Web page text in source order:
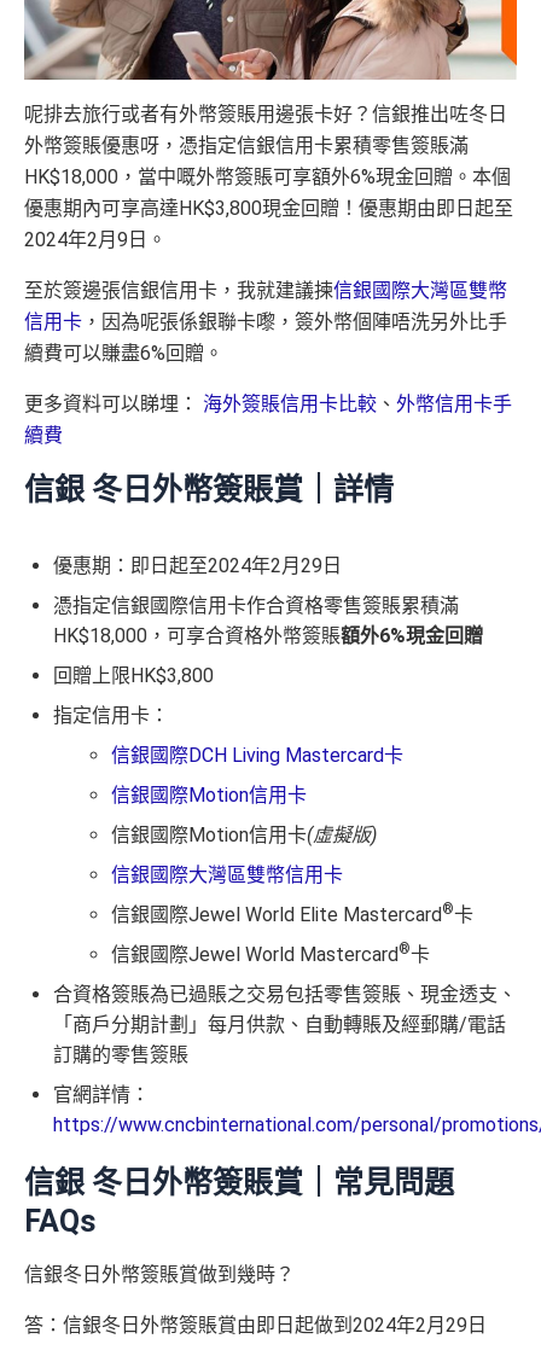
呢排去旅行或者有外幣簽賬用邊張卡好？信銀推出咗冬日
外幣簽賬優惠呀，憑指定信銀信用卡累積零售簽賬滿
HK$18,000，當中嘅外幣簽賬可享額外6%現金回贈。本個
優惠期內可享高達HK$3,800現金回贈！優惠期由即日起至
2024年2月9日。
至於簽邊張信銀信用卡，我就建議揀信銀國際大灣區雙幣
信用卡 ，因為呢張係銀聯卡嚟，簽外幣個陣唔洗另外比手
續費可以賺盡6%回贈。
更多資料可以睇埋： 海外簽賬信用卡比較 、 外幣信用卡手
續費
信銀 冬日外幣簽賬賞｜詳情
優惠期：即日起至2024年2月29日
憑指定信銀國際信用卡作合資格零售簽賬累積滿
HK$18,000，可享合資格外幣簽賬額外6%現金回贈
回贈上限HK$3,800
指定信用卡：
信銀國際DCH Living Mastercard卡
信銀國際Motion信用卡
信銀國際Motion信用卡(虛擬版)
信銀國際大灣區雙幣信用卡
信銀國際Jewel World Elite Mastercard ®卡
信銀國際Jewel World Mastercard ®卡
合資格簽賬為已過賬之交易包括零售簽賬、現金透支、
「商戶分期計劃」每月供款、自動轉賬及經郵購/電話
訂購的零售簽賬
官網詳情：
https://www.cncbinternational.com/personal/
信銀 冬日外幣簽賬賞｜常見問題
FAQs
信銀冬日外幣簽賬賞做到幾時？
答：信銀冬日外幣簽賬賞由即日起做到2024年2月29日